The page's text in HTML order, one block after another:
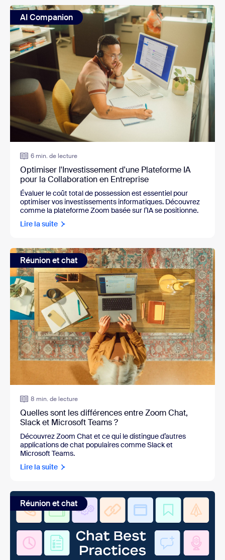
AI Companion
6 min. de lecture
Optimiser l'Investissement d'une Plateforme IA
pour la Collaboration en Entreprise
Évaluer le coût total de possession est essentiel pour
optimiser vos investissements informatiques. Découvrez
comme la plateforme Zoom basée sur l’IA se positionne.
Lire la suite
Réunion et chat
8 min. de lecture
Quelles sont les différences entre Zoom Chat,
Slack et Microsoft Teams ?
Découvrez Zoom Chat et ce qui le distingue d’autres
applications de chat populaires comme Slack et
Microsoft Teams.
Lire la suite
Réunion et chat